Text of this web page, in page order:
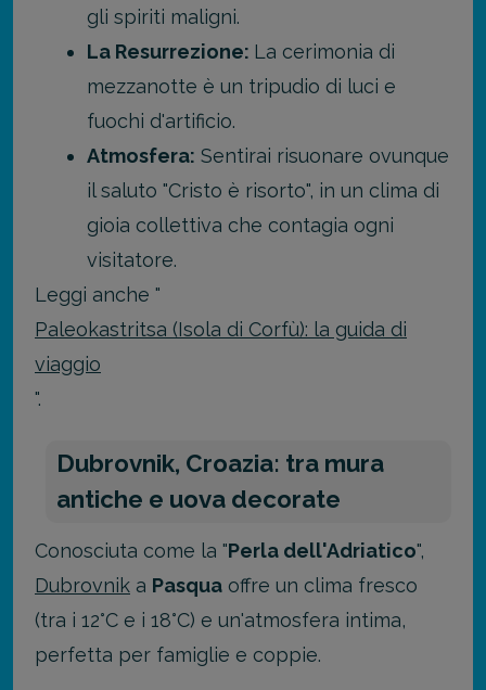
gli spiriti maligni.
La Resurrezione: La cerimonia di
mezzanotte è un tripudio di luci e
fuochi d'artificio.
Atmosfera: Sentirai risuonare ovunque
il saluto "Cristo è risorto", in un clima di
gioia collettiva che contagia ogni
visitatore.
Leggi anche "
Paleokastritsa (Isola di Corfù): la guida di
viaggio
".
Dubrovnik, Croazia: tra mura
antiche e uova decorate
Conosciuta come la "Perla dell'Adriatico",
Dubrovnik a Pasqua offre un clima fresco
(tra i 12°C e i 18°C) e un'atmosfera intima,
perfetta per famiglie e coppie.